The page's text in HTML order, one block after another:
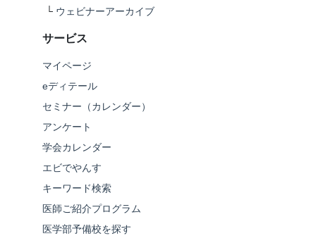
└ ウェビナーアーカイブ
サービス
マイページ
eディテール
セミナー（カレンダー）
アンケート
学会カレンダー
エビでやんす
キーワード検索
医師ご紹介プログラム
医学部予備校を探す